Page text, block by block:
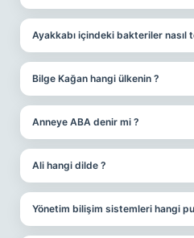
Ayakkabı içindeki bakteriler nasıl
Bilge Kağan hangi ülkenin ?
Anneye ABA denir mi ?
Ali hangi dilde ?
Yönetim bilişim sistemleri hangi